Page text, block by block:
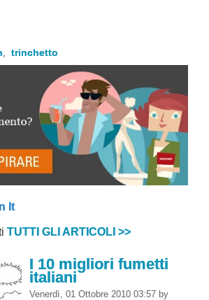
trinchetto
It
TUTTI GLI ARTICOLI >>
I 10 migliori fumetti
italiani
Venerdì, 01 Ottobre 2010 03:57 by